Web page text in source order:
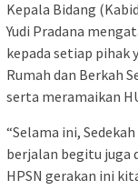
Kepala Bidang
Yudi Pradana
kepada setiap pihak
Rumah dan Berkah
serta meramaikan
“Selama ini,
berjalan begitu juga
HPSN gerakan ini